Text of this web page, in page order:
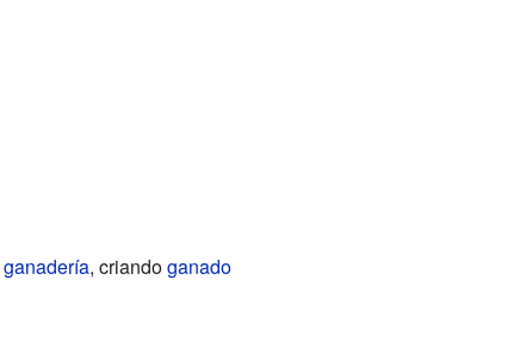
ganadería, criandoganado